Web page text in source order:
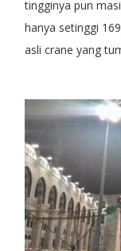
tingginya pun
hanya setinggi
asli crane yang